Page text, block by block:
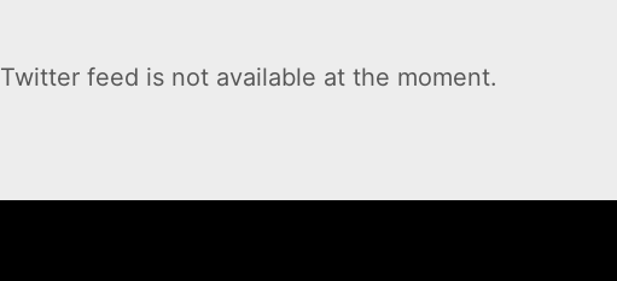
Twitter feed is not available at the moment.